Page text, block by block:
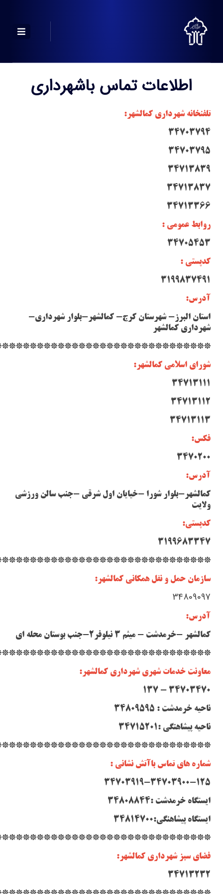
اطلاعات تماس باشهرداری
تلفنخانه شهرداری کمالشهر:
34703794
34703795
34713839
34713837
34713366
روابط عمومی :
34705453
کدپستی :
3199837491
آدرس:
استان البرز- شهرستان کرج- کمالشهر-بلوار شهرداری-
شهرداری کمالشهر
شورای اسلامی کمالشهر:
34713111
34713112
34713113
فکس:
3470200
آدرس:
کمالشهر-بلوار شورا -خیایان اول شرقی -جنب سالن ورزشی
ولایت
کدپستی:
3199683347
سازمان حمل و نقل همکانی کمالشهر:
34809097
آدرس:
کمالشهر -خرمدشت - میثم 3 نیلوفر2-جنب بوستان محله ای
معاونت خدمات شهری شهرداری کمالشهر:
34703470 - 137
ناحیه خرمدشت : 34809595
ناحیه پیشاهنگی :34715201
شماره های تماس باآتش نشانی :
34703919-34703900-125
ایستگاه خرمدشت :34808844
ایستگاه پیشاهنگی:34814700
فضای سبز شهرداری کمالشهر:
34713232